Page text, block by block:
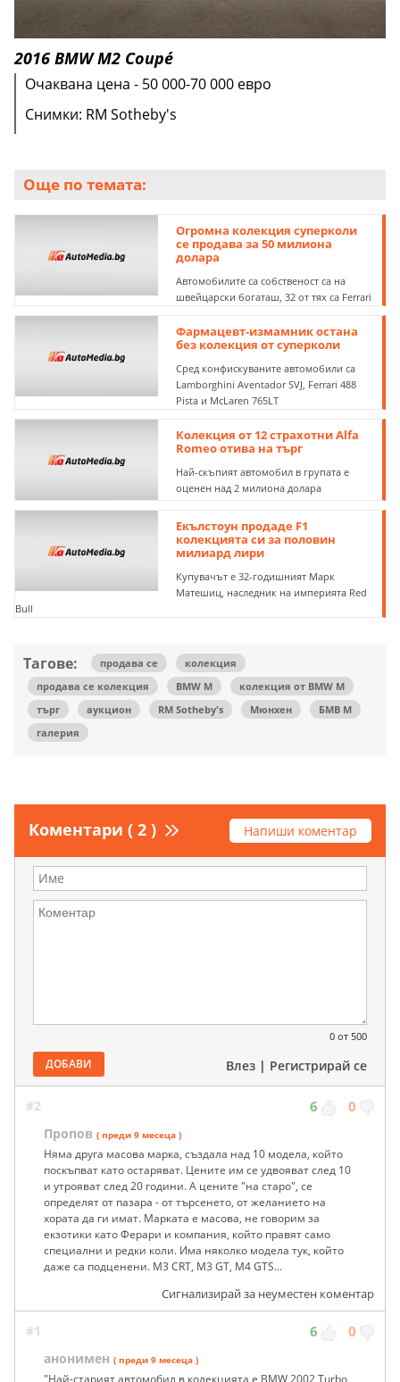
2016 BMW M2 Coupé
Очаквана цена - 50 000-70 000 евро
Снимки: RM Sotheby's
Още по темата:
Огромна колекция суперколи
се продава за 50 милиона
долара
Автомобилите са собственост са на
швейцарски богаташ, 32 от тях са Ferrari
Фармацевт-измамник остана
без колекция от суперколи
Сред конфискуваните автомобили са
Lamborghini Aventador SVJ, Ferrari 488
Pista и McLaren 765LT
Колекция от 12 страхотни Alfa
Romeo отива на търг
Най-скъпият автомобил в групата е
оценен над 2 милиона долара
Екълстоун продаде F1
колекцията си за половин
милиард лири
Купувачът е 32-годишният Марк
Матешиц, наследник на империята Red
Bull
Тагове: продава се
колекция
продава се колекция
BMW M
колекция от BMW M
търг
аукцион RM Sotheby's Мюнхен
БМВ М
галерия
Коментари ( 2 ) Напиши коментар
0 от 500
ДОБАВИ Влез | Регистрирай се
#2 6 0
Пропов ( преди 9 месеца )
Няма друга масова марка, създала над 10 модела, който
поскъпват като остаряват. Цените им се удвояват след 10
и утрояват след 20 години. А цените "на старо", се
определят от пазара - от търсенето, от желанието на
хората да ги имат. Марката е масова, не говорим за
екзотики като Ферари и компания, който правят само
специални и редки коли. Има няколко модела тук, който
даже са подценени. M3 CRT, M3 GT, M4 GTS...
Сигнализирай за неуместен коментар
#1 6 0
анонимен ( преди 9 месеца )